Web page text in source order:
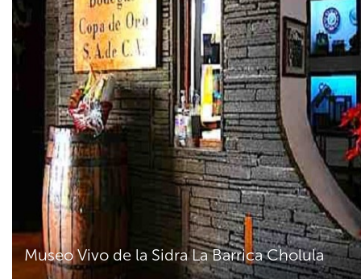
Museo Vivo de la Sidra La Barrica Cholula